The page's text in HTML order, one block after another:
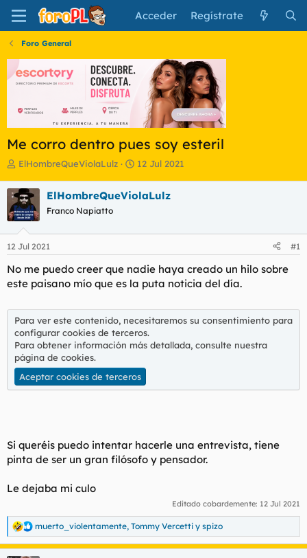
Acceder Regístrate
Foro General
Me corro dentro pues soy esteril
I
i
c
i
a
d
o
d
e
t
e
m
a
ElHombreQueViolaLulz
F
h
e
i
c
o
12 Jul 2021
ElHombreQueViolaLulz
Franco Napiatto
12 Jul 2021 #1
No me puedo creer que nadie haya creado un hilo sobre
este paisano mío que es la puta noticia del día.
Para ver este contenido, necesitaremos su consentimiento para
configurar cookies de terceros.
Para obtener información más detallada, consulte nuestra
página de cookies.
Aceptar cookies de terceros
Si queréis puedo intentar hacerle una entrevista, tiene
pinta de ser un gran filósofo y pensador.
Le dejaba mi culo
Editado cobardemente: 12 Jul 2021
R
e
a
muerto_violentamente, Tommy Vercetti y spizo